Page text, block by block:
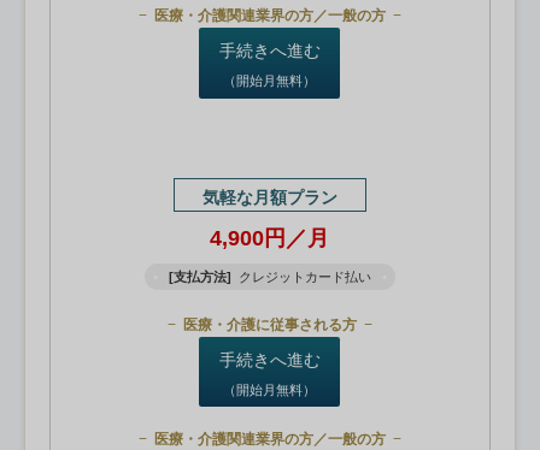
医療・介護関連業界の方／一般の方
手続きへ進む
（開始月無料）
気軽な月額プラン
4,900円／月
[支払方法] クレジットカード払い
医療・介護に従事される方
手続きへ進む
（開始月無料）
医療・介護関連業界の方／一般の方